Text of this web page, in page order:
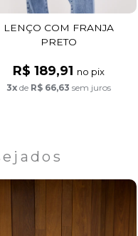
LENÇO COM FRANJA
PRETO
R$ 189,91 no pix
3xde R$ 66,63 sem juros